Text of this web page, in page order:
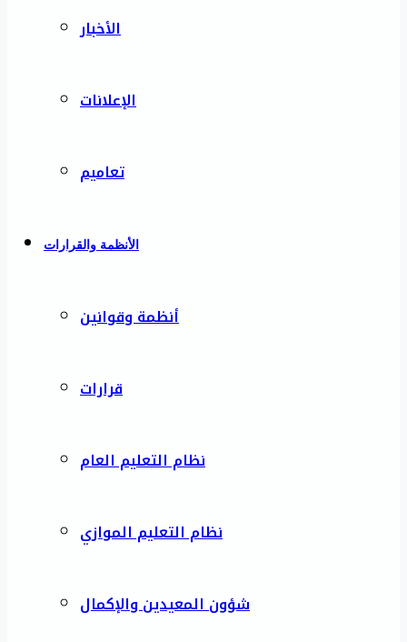
الأخبار
الإعلانات
تعاميم
الأنظمة والقرارات
أنظمة وقوانين
قرارات
نظام التعليم العام
نظام التعليم الموازي
شؤون المعيدين والإكمال